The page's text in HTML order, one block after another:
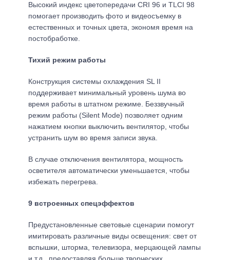
Высокий индекс цветопередачи CRI 96 и TLCI 98
помогает производить фото и видеосъемку в
естественных и точных цвета, экономя время на
постобработке.
Тихий режим работы
Конструкция системы охлаждения SL II
поддерживает минимальный уровень шума во
время работы в штатном режиме. Беззвучный
режим работы (Silent Mode) позволяет одним
нажатием кнопки выключить вентилятор, чтобы
устранить шум во время записи звука.
В случае отключения вентилятора, мощность
осветителя автоматически уменьшается, чтобы
избежать перегрева.
9 встроенных спецэффектов
Предустановленные световые сценарии помогут
имитировать различные виды освещения: свет от
вспышки, шторма, телевизора, мерцающей лампы